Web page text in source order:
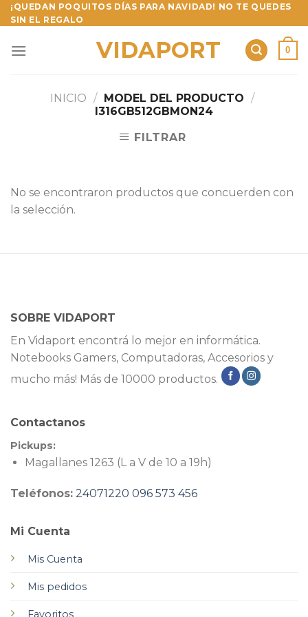
Skip
to
¡QUEDAN POQUITOS DÍAS PARA NAVIDAD! NO TE QUEDES
SIN EL REGALO
VIDAPORT 0
INICIO / MODEL DEL PRODUCTO /
I316GB512GBMON24
FILTRAR
No se encontraron productos que concuerden con
la selección.
SOBRE VIDAPORT
En Vidaport encontrá lo mejor en informática.
Notebooks Gamers, Computadoras, Accesorios y
mucho más! Más de 10000 productos.
Mi Cuenta
Mis Cuenta
Mis pedidos
Contactanos
Pickups:
Magallanes 1263 (L a V de 10 a 19h)
Teléfonos: 24071220 096 573 456